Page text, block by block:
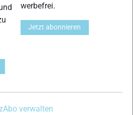
werbefrei.
Jetzt abonnieren
Abo verwalten